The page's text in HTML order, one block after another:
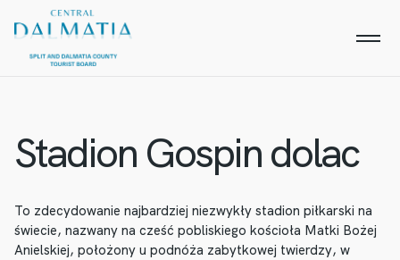
Stadion Gospin dolac
To zdecydowanie najbardziej niezwykły stadion piłkarski na
świecie, nazwany na cześć pobliskiego kościoła Matki Bożej
Anielskiej, położony u podnóża zabytkowej twierdzy, w